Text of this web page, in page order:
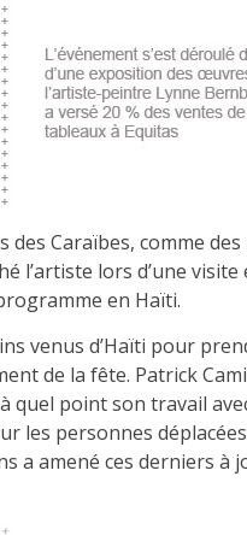
Caraïbes, comme
lors d’une visite
en Haïti.
venus d’Haïti pour
de la fête. Patrick
quel point son travail
les personnes
a amené ces derniers à